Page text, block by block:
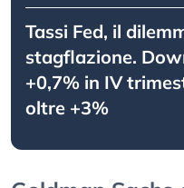
Tassi Fed, il
stagflazione.
+0,7% in IV
oltre +3%